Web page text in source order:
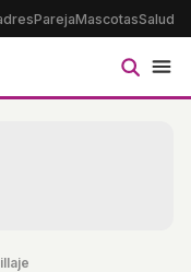
ParejaMascotasSalud